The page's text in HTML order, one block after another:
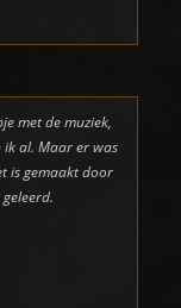
met de muziek,
ik al. Maar er was
is gemaakt door